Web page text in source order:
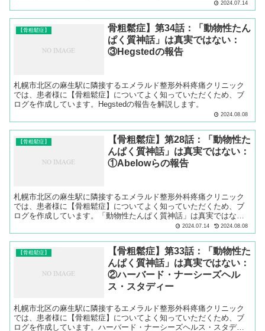
2024.07.14
【骨粗鬆症】
骨粗鬆症】第34話：「動物性たん
ぱく質神話」は真実ではない：
③Hegstedの報告
札幌市北区の麻生駅に隣接するエメラルド整形外科疼痛クリニック
では、患者様に【骨粗鬆症】についてよく知っていただくため、ブ
ログを作成しています。Hegstedの報告を解説します。
2024.08.08
【骨粗鬆症】
【骨粗鬆症】第28話：「動物性た
んぱく質神話」は真実ではない：
①Abelowらの報告
札幌市北区の麻生駅に隣接するエメラルド整形外科疼痛クリニック
では、患者様に【骨粗鬆症】についてよく知っていただくため、ブ
ログを作成しています。「動物性たんぱく質神話」は真実ではない
2024.07.14 2024.08.08
【骨粗鬆症】
【骨粗鬆症】第33話：「動物性た
んぱく質神話」は真実ではない：
②ハーバード・ナーシーズヘル
ス・スタディー
札幌市北区の麻生駅に隣接するエメラルド整形外科疼痛クリニック
では、患者様に【骨粗鬆症】についてよく知っていただくため、ブ
ログを作成しています。ハーバード・ナーシーズヘルス・スタディ